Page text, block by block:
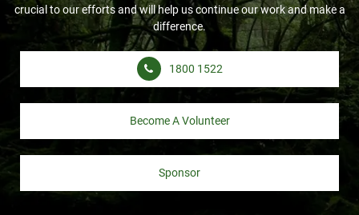
crucial to our efforts and will help us continue our work and make a
difference.
1800 1522
Become A Volunteer
Sponsor